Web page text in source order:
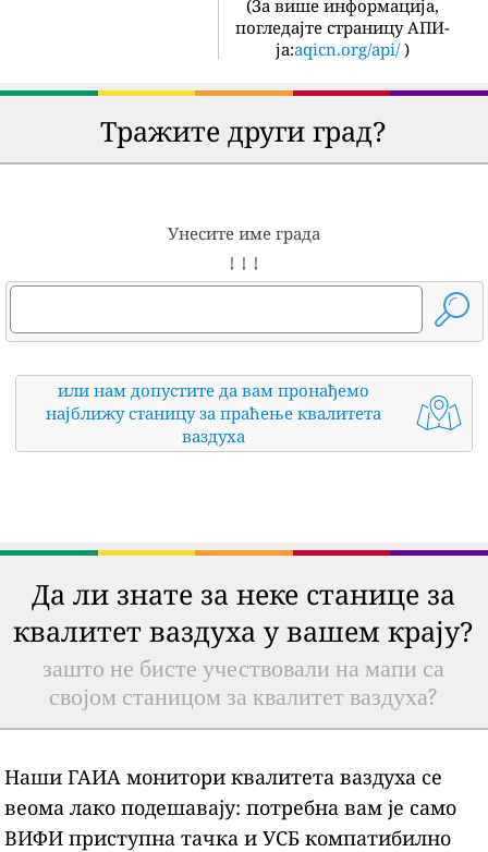
(За више информација,
погледајте страницу АПИ-
ја:aqicn.org/api/ )
Тражите други град?
Унесите име града
↓ ↓ ↓
или нам допустите да вам пронађемо
најближу станицу за праћење квалитета
ваздуха
Да ли знате за неке станице за
квалитет ваздуха у вашем крају?
зашто не бисте учествовали на мапи са
својом станицом за квалитет ваздуха?
Наши ГАИА монитори квалитета ваздуха се
веома лако подешавају: потребна вам је само
ВИФИ приступна тачка и УСБ компатибилно